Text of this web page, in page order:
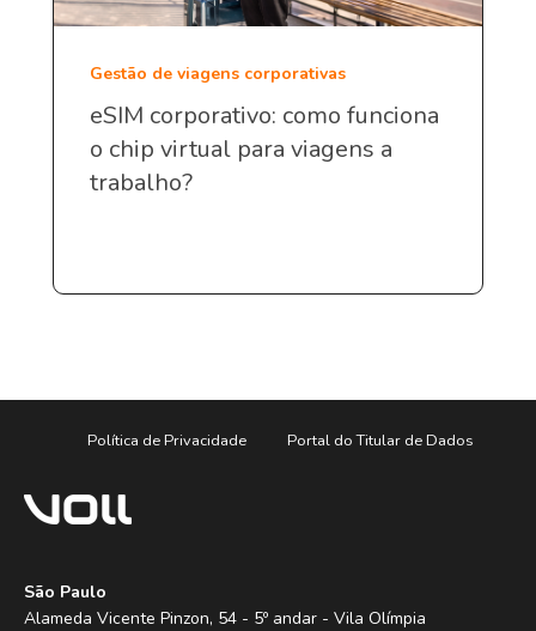
Gestão de viagens corporativas
eSIM corporativo: como funciona
o chip virtual para viagens a
trabalho?
Política de Privacidade Portal do Titular de Dados
São Paulo
Alameda Vicente Pinzon, 54 - 5º andar - Vila Olímpia